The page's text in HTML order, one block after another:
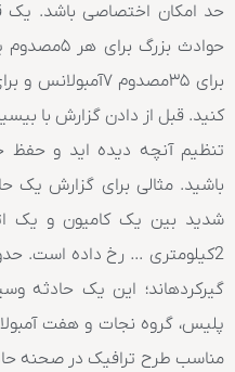
حد امکان اختصاصی باشد.
حوادث بزرگ
کنید. قبل از دادن گزارش با
تنظیم آنچه دیده اید و حفظ
باشید. مثالی برای گزارش
شدید بین یک کامیون و یک
گیرکردهاند؛ این یک حادثه
پلیس، گروه نجات و هفت
مناسب طرح ترافیک در صحنه